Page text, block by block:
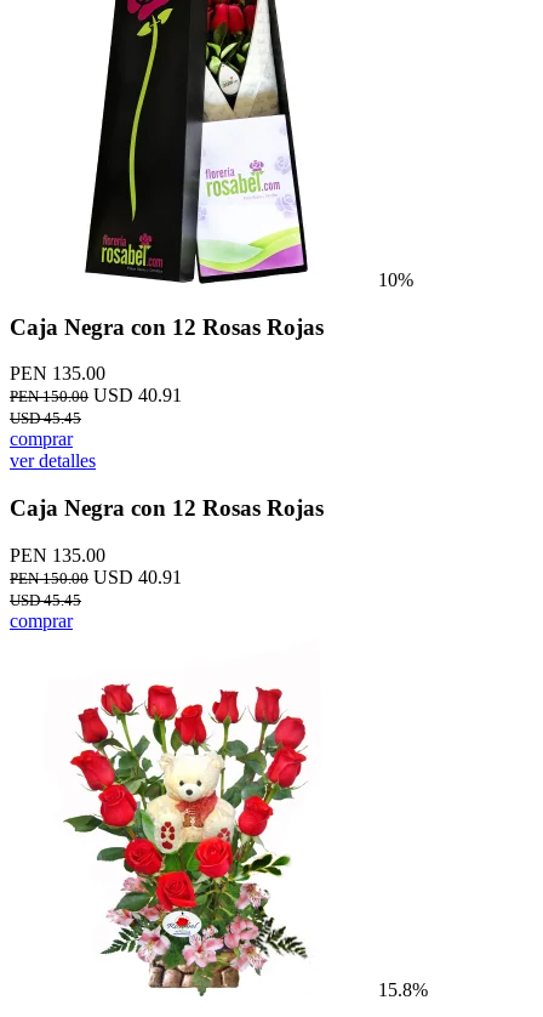
10%
Caja Negra con 12 Rosas Rojas
PEN 135.00
PEN 150.00 USD 40.91
USD 45.45
comprar
ver detalles
Caja Negra con 12 Rosas Rojas
PEN 135.00
PEN 150.00 USD 40.91
USD 45.45
comprar
15.8%